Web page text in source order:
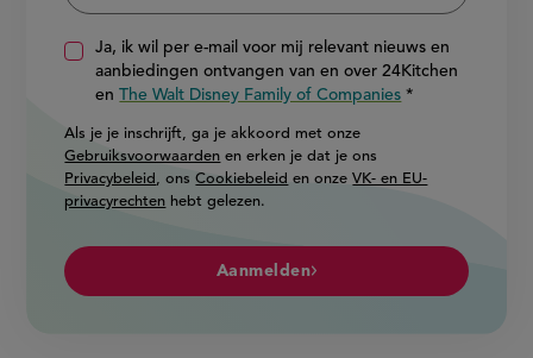
Ja, ik wil per e-mail voor mij relevant nieuws en
aanbiedingen ontvangen van en over 24Kitchen
enThe Walt Disney Family of Companies
Als je je inschrijft, ga je akkoord met onze
Gebruiksvoorwaarden en erken je dat je ons
Privacybeleid , onsCookiebeleid en onzeVK- en EU-
privacyrechten hebt gelezen.
Aanmelden